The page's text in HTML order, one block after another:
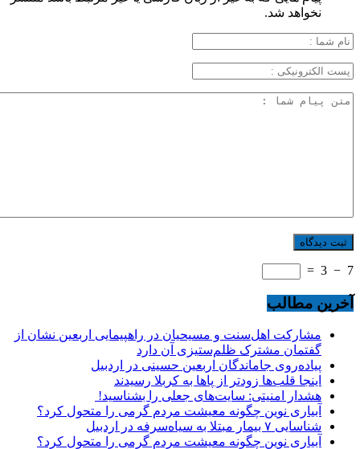
نخواهد شد.
7
−
3
=
آخرین مطالب
مشارکت اهل‌سنت و مسیحیان در راهپیمایی اربعین نشان از
گفتمان مشترک ظلم‌ستیزی آن دارد
پیاده‌روی جاماندگان اربعین حسینی در اردبیل
اینجا قلب‌ها زودتر از پاها به کربلا رسیدند
هشدار امنیتی: سایت‌های جعلی را بشناسید!
آبیاری نوین چگونه معیشت مردم گرمی را متحول کرد؟
شناسایی ۷ بیمار مبتلا به سیاه‌سرفه در اردبیل
آبیاری نوین چگونه معیشت مردم گرمی را متحول کرد؟